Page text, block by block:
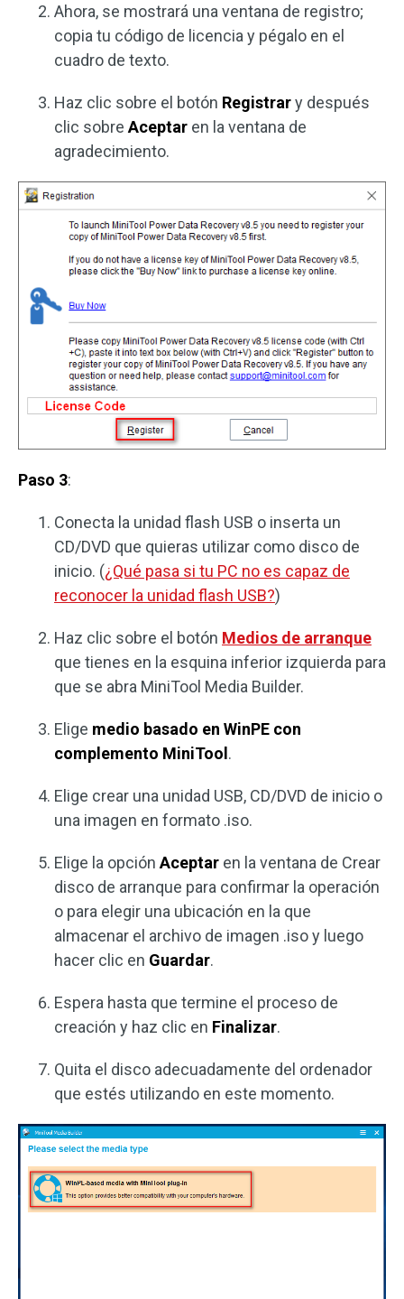
Ahora, se mostrará una ventana de registro;
copia tu código de licencia y pégalo en el
cuadro de texto.
Haz clic sobre el botón Registrary después
clic sobre Aceptar en la ventana de
agradecimiento.
Paso 3:
Conecta la unidad flash USB o inserta un
CD/DVD que quieras utilizar como disco de
inicio. (¿Qué pasa si tu PC no es capaz de
reconocer la unidad flash USB?)
Haz clic sobre el botón Medios de arranque
que tienes en la esquina inferior izquierda para
que se abra MiniTool Media Builder.
Elige medio basado en WinPE con
complemento MiniTool .
Elige crear una unidad USB, CD/DVD de inicio o
una imagen en formato .iso.
Elige la opciónAceptar en la ventana de Crear
disco de arranque para confirmar la operación
o para elegir una ubicación en la que
almacenar el archivo de imagen .iso y luego
hacer clic en Guardar.
Espera hasta que termine el proceso de
creación y haz clic en Finalizar.
Quita el disco adecuadamente del ordenador
que estés utilizando en este momento.